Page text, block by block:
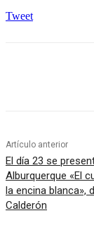
Tweet
Artículo anterior
El día 23 se
Alburquerque «El
la encina blanca»,
Calderón